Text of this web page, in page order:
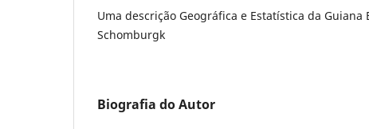
Uma descrição Geográfica e Estatística da Guiana
Schomburgk
Biografia do Autor